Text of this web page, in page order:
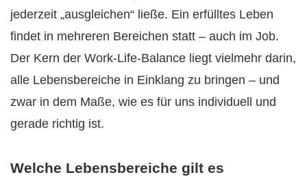
jederzeit „ausgleichen“ ließe. Ein erfülltes Leben
findet in mehreren Bereichen statt – auch im Job.
Der Kern der Work-Life-Balance liegt vielmehr darin,
alle Lebensbereiche in Einklang zu bringen – und
zwar in dem Maße, wie es für uns individuell und
gerade richtig ist.
Welche Lebensbereiche gilt es